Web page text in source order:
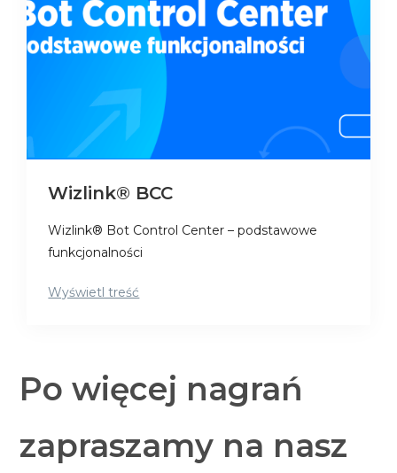
Wizlink® BCC
Wizlink® Bot Control Center – podstawowe
funkcjonalności
Wyświetl treść
Po więcej nagrań
zapraszamy na nasz